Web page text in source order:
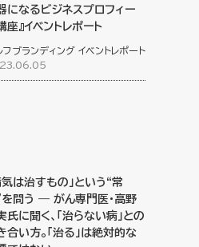
になるビジネスプロフィー
座』イベントレポート
フブランディング イベントレポート
気は治すもの」という“常
を問う ― がん専門医・高野
氏に聞く、「治らない病」との
合い方。「治る」は絶対的な